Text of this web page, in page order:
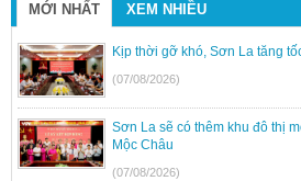
MỚI NHẤT XEM NHIỀU
Kịp thời gỡ khó, Sơn La tăng
(07/08/2026)
Sơn La sẽ có thêm khu đô thị
Mộc Châu
(07/08/2026)